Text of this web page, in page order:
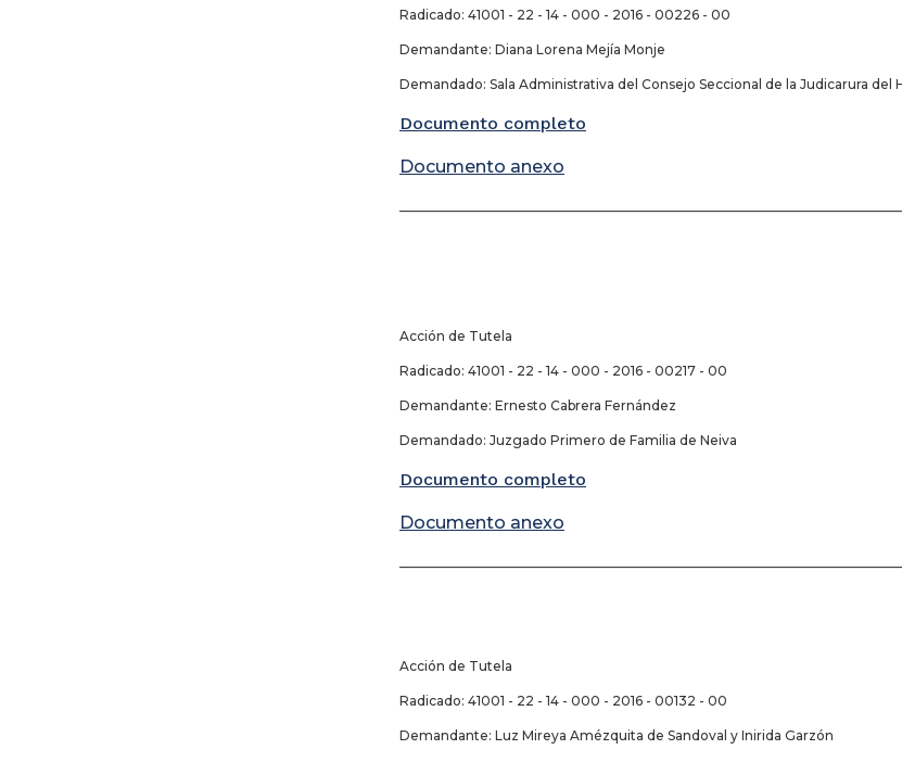
Radicado: 41001 - 22 - 14 - 000 - 2016 - 00226 - 00
Demandante: Diana Lorena Mejía Monje
Demandado: Sala Administrativa del Consejo Seccional de la Judicarura del
Documento completo
Documento anexo
Acción de Tutela
Radicado: 41001 - 22 - 14 - 000 - 2016 - 00217 - 00
Demandante: Ernesto Cabrera Fernández
Demandado: Juzgado Primero de Familia de Neiva
Documento completo
Documento anexo
Acción de Tutela
Radicado: 41001 - 22 - 14 - 000 - 2016 - 00132 - 00
Demandante: Luz Mireya Amézquita de Sandoval y Inirida Garzón